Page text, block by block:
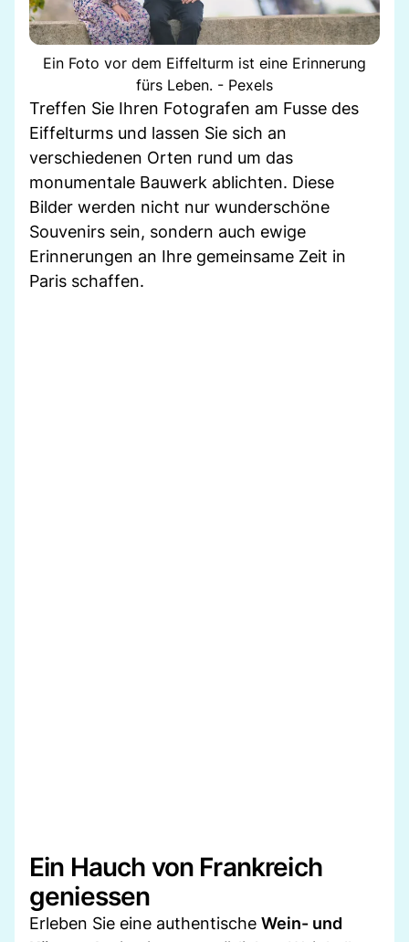
Ein Foto vor dem Eiffelturm ist eine Erinnerung
fürs Leben. - Pexels
Treffen Sie Ihren Fotografen am Fusse des
Eiffelturms und lassen Sie sich an
verschiedenen Orten rund um das
monumentale Bauwerk ablichten. Diese
Bilder werden nicht nur wunderschöne
Souvenirs sein, sondern auch ewige
Erinnerungen an Ihre gemeinsame Zeit in
Paris schaffen.
Ein Hauch von Frankreich
geniessen
Erleben Sie eine authentische Wein- und